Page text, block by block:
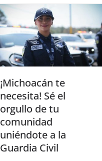
¡Michoacán te
necesita! Sé el
orgullo de tu
comunidad
uniéndote a la
Guardia Civil